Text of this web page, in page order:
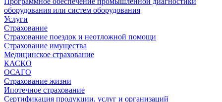
оборудования или систем оборудования
Услуги
Страхование
Страхование поездок и неотложной помощи
Страхование имущества
Медицинское страхование
КАСКО
ОСАГО
Страхование жизни
Ипотечное страхование
Сертификация продукции, услуг и организаций